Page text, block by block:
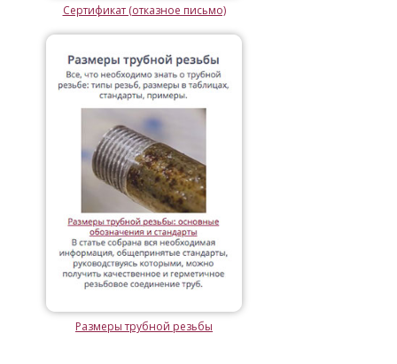
Сертификат (отказное письмо)
Размеры трубной резьбы